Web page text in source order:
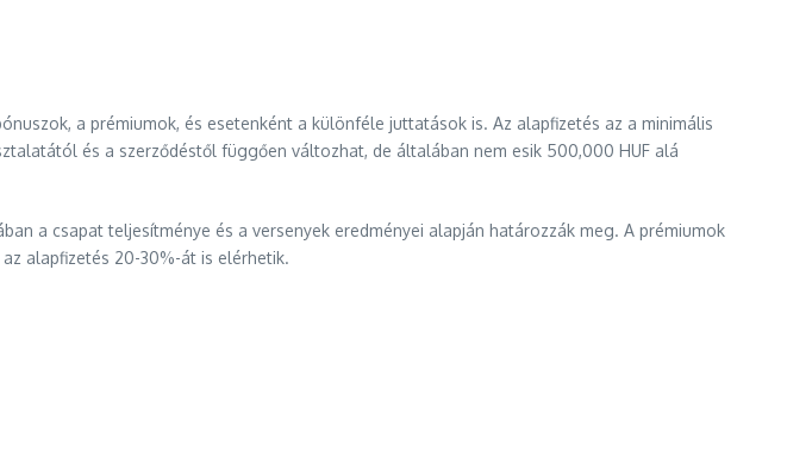
a prémiumok, és esetenként a különféle juttatások is. Az alapfizetés az a minimális
és a szerződéstől függően változhat, de általában nem esik 500,000 HUF alá
a csapat teljesítménye és a versenyek eredményei alapján határozzák meg. A prémiumok
alapfizetés 20-30%-át is elérhetik.